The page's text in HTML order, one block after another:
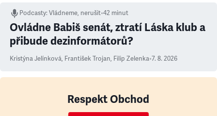
Podcasty:Vládneme, nerušit•42 minut
Ovládne Babiš senát, ztratí Láska klub a
přibude dezinformátorů?
Kristýna Jelínková, František Trojan, Filip Zelenka•7. 8. 2026
Respekt Obchod